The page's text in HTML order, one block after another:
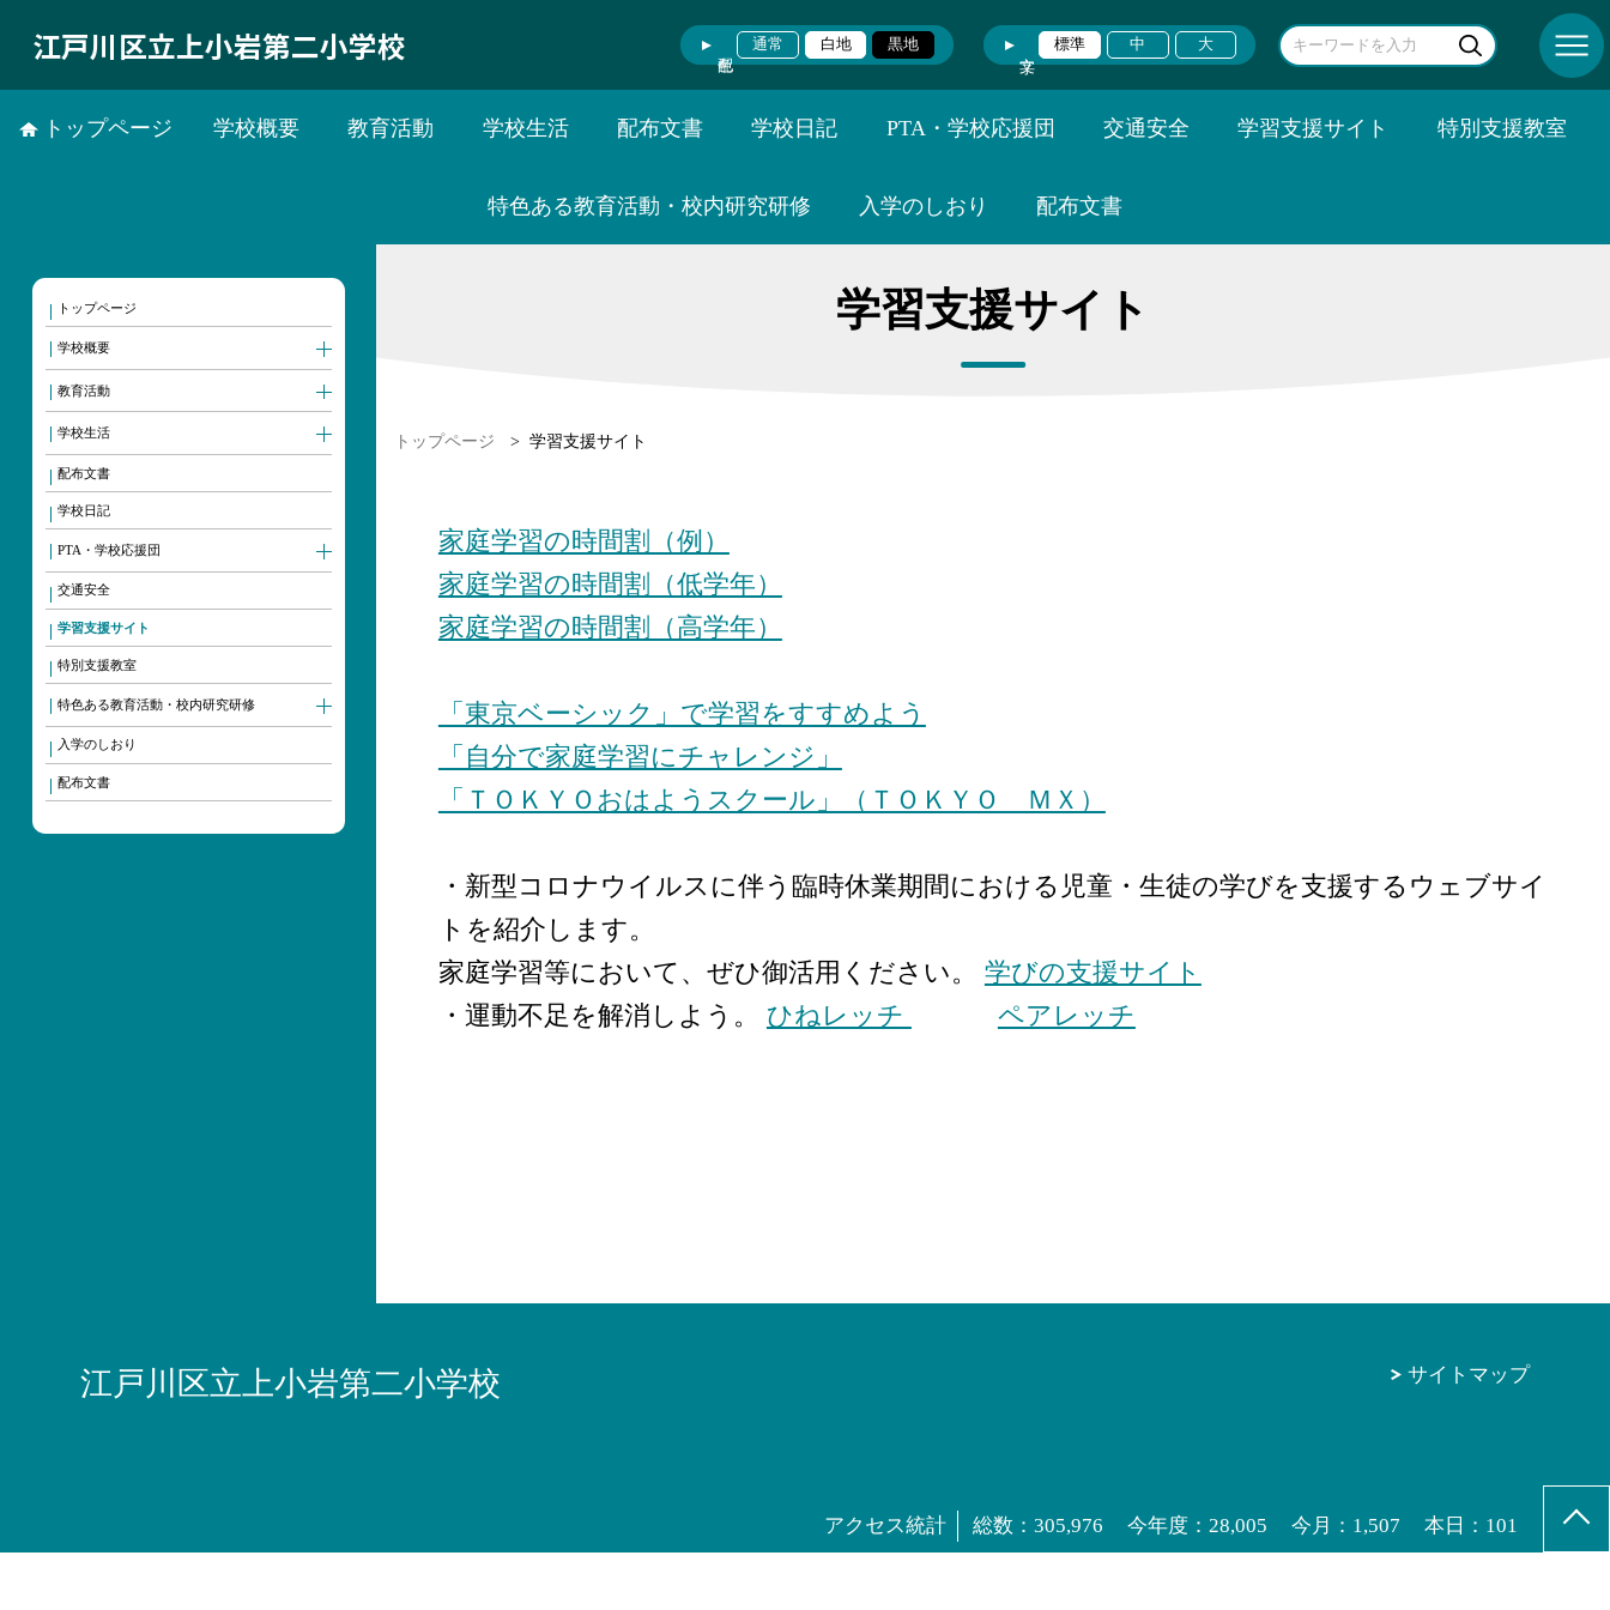
江戸川区立上小岩第二小学校 通常 白地 黒地 標準 中 大
トップページ 学校概要 教育活動 学校生活 配布文書 学校日記 PTA・学校応援団 交通安全 学習支援サイト 特別支援教室
特色ある教育活動・校内研究研修 入学のしおり 配布文書
学習支援サイト
トップページ > 学習支援サイト
家庭学習の時間割（例）
家庭学習の時間割（低学年）
家庭学習の時間割（高学年）
「東京ベーシック」で学習をすすめよう
「自分で家庭学習にチャレンジ」
「ＴＯＫＹＯおはようスクール」（ＴＯＫＹＯ ＭＸ）
・新型コロナウイルスに伴う臨時休業期間における児童・生徒の学びを支援するウェブサイ
トを紹介します。
家庭学習等において、ぜひ御活用ください。 学びの支援サイト
・運動不足を解消しよう。 ひねレッチ ペアレッチ
トップページ
学校概要
教育活動
学校生活
配布文書
学校日記
PTA・学校応援団
交通安全
学習支援サイト
特別支援教室
特色ある教育活動・校内研究研修
入学のしおり
配布文書
江戸川区立上小岩第二小学校 サイトマップ
アクセス統計 総数： 305,976 今年度： 28,005 今月： 1,507 本日： 101